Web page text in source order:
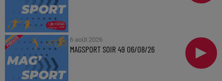
6 août 2026
MAGSPORT SOIR 49 06/08/26